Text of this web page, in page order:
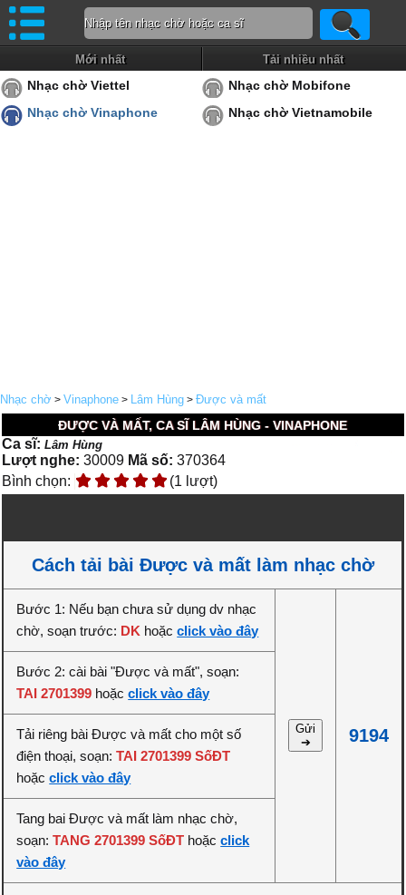
Mới nhất Tải nhiều nhất
Nhạc chờ Viettel
Nhạc chờ Mobifone
Nhạc chờ Vinaphone
Nhạc chờ Vietnamobile
Nhạc chờ > Vinaphone > Lâm Hùng > Được và mất
ĐƯỢC VÀ MẤT, CA SĨ LÂM HÙNG - VINAPHONE
Ca sĩ:Lâm Hùng
Lượt nghe: 30009 Mã số: 370364
Bình chọn:
(1 lượt)
Cách tải bài Được và mất làm nhạc chờ
Bước 1: Nếu bạn chưa sử dụng dv nhạc
chờ, soạn trước: DK hoặcclick vào đây
Gửi
➔
9194
Bước 2: cài bài "Được và mất", soạn:
TAI 2701399 hoặcclick vào đây
Tải riêng bài Được và mất cho một số
điện thoại, soạn:TAI 2701399 SốĐT
hoặcclick vào đây
Tang bai Được và mất làm nhạc chờ,
soạn:TANG 2701399 SốĐT hoặcclick
vào đây